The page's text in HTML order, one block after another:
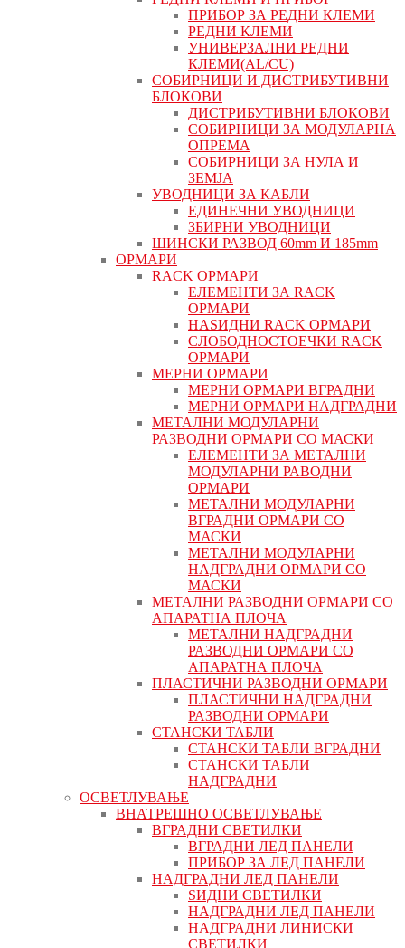
ПРИБОР ЗА РЕДНИ КЛЕМИ
РЕДНИ КЛЕМИ
УНИВЕРЗАЛНИ РЕДНИ
КЛЕМИ(AL/CU)
СОБИРНИЦИ И ДИСТРИБУТИВНИ
БЛОКОВИ
ДИСТРИБУТИВНИ БЛОКОВИ
СОБИРНИЦИ ЗА МОДУЛАРНА
ОПРЕМА
СОБИРНИЦИ ЗА НУЛА И
ЗЕМЈА
УВОДНИЦИ ЗА КАБЛИ
ЕДИНЕЧНИ УВОДНИЦИ
ЗБИРНИ УВОДНИЦИ
ШИНСКИ РАЗВОД 60mm И 185mm
ОРМАРИ
RACK ОРМАРИ
ЕЛЕМЕНТИ ЗА RACK
ОРМАРИ
НАЅИДНИ RACK ОРМАРИ
СЛОБОДНОСТОЕЧКИ RACK
ОРМАРИ
МЕРНИ ОРМАРИ
МЕРНИ ОРМАРИ ВГРАДНИ
МЕРНИ ОРМАРИ НАДГРАДНИ
МЕТАЛНИ МОДУЛАРНИ
РАЗВОДНИ ОРМАРИ СО МАСКИ
ЕЛЕМЕНТИ ЗА МЕТАЛНИ
МОДУЛАРНИ РАВОДНИ
ОРМАРИ
МЕТАЛНИ МОДУЛАРНИ
ВГРАДНИ ОРМАРИ СО
МАСКИ
МЕТАЛНИ МОДУЛАРНИ
НАДГРАДНИ ОРМАРИ СО
МАСКИ
МЕТАЛНИ РАЗВОДНИ ОРМАРИ СО
АПАРАТНА ПЛОЧА
МЕТАЛНИ НАДГРАДНИ
РАЗВОДНИ ОРМАРИ СО
АПАРАТНА ПЛОЧА
ПЛАСТИЧНИ РАЗВОДНИ ОРМАРИ
ПЛАСТИЧНИ НАДГРАДНИ
РАЗВОДНИ ОРМАРИ
СТАНСКИ ТАБЛИ
СТАНСКИ ТАБЛИ ВГРАДНИ
СТАНСКИ ТАБЛИ
НАДГРАДНИ
ОСВЕТЛУВАЊЕ
ВНАТРЕШНО ОСВЕТЛУВАЊЕ
ВГРАДНИ СВЕТИЛКИ
ВГРАДНИ ЛЕД ПАНЕЛИ
ПРИБОР ЗА ЛЕД ПАНЕЛИ
НАДГРАДНИ ЛЕД ПАНЕЛИ
ЅИДНИ СВЕТИЛКИ
НАДГРАДНИ ЛЕД ПАНЕЛИ
НАДГРАДНИ ЛИНИСКИ
СВЕТИЛКИ